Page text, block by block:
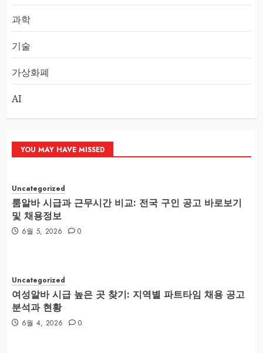
과학
기술
가상화폐
AI
YOU MAY HAVE MISSED
Uncategorized
룸알바 시급과 근무시간 비교: 전국 구인 공고 바로보기
및 채용정보
6월 5, 2026 0
Uncategorized
여성알바 시급 높은 곳 찾기: 지역별 파트타임 채용 공고
분석과 현황
6월 4, 2026 0